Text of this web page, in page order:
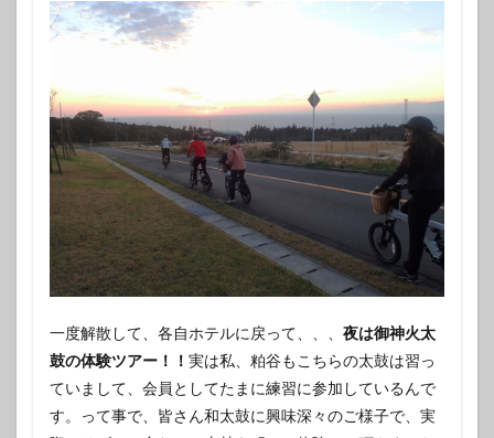
一度解散して、各自ホテルに戻って、、、 夜は御神火太
鼓の体験ツアー！！ 実は私、粕谷もこちらの太鼓は習っ
ていまして、会員としてたまに練習に参加しているんで
す。って事で、皆さん和太鼓に興味深々のご様子で、実